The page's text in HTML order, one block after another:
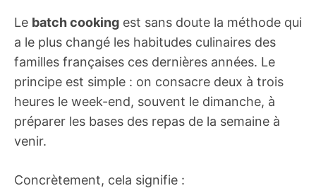
Le batch cooking est sans doute la méthode qui
a le plus changé les habitudes culinaires des
familles françaises ces dernières années. Le
principe est simple : on consacre deux à trois
heures le week-end, souvent le dimanche, à
préparer les bases des repas de la semaine à
venir.
Concrètement, cela signifie :